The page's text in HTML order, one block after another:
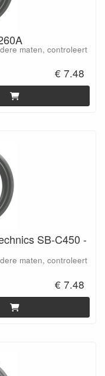
maten, controleert
€ 7.48
SB-C450 -
maten, controleert
€ 7.48